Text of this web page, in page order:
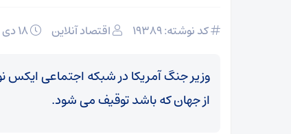
کد نوشته: 19389 اقتصاد آنلاین
وزیر جنگ آمریکا در شبکه اجتماعی ایکس
از جهان که باشد توقیف می شود.